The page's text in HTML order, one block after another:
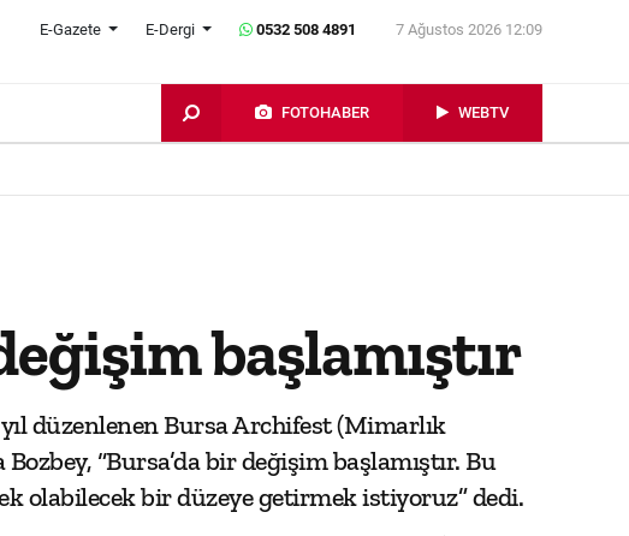
E-Gazete E-Dergi 0532 508 4891 7 Ağustos 2026 12:09
FOTOHABER WEBTV
başlamıştır
düzenlenen Bursa Archifest (Mimarlık
“Bursa’da bir değişim başlamıştır. Bu
olabilecek bir düzeye getirmek istiyoruz” dedi.